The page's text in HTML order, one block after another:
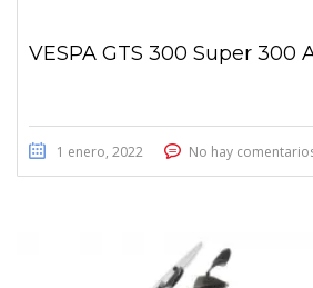
VESPA GTS 300 Super 300
1 enero, 2022 No hay